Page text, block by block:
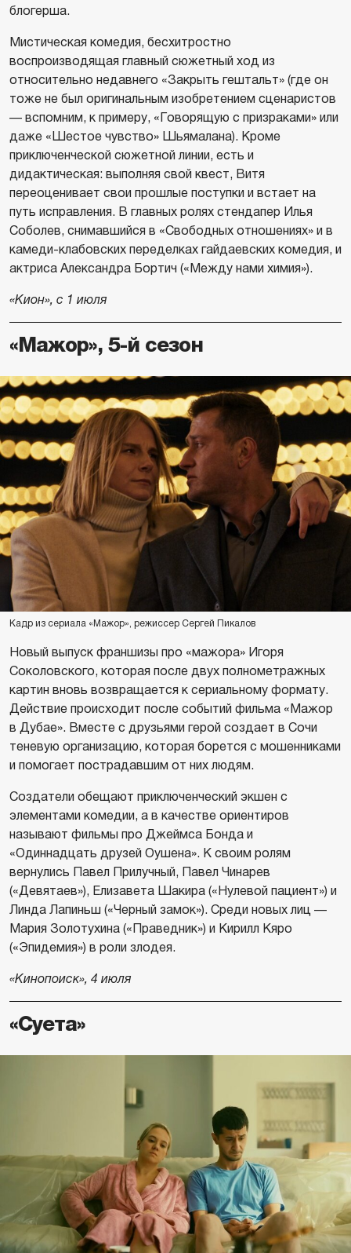
блогерша.
Мистическая комедия, бесхитростно
воспроизводящая главный сюжетный ход из
относительно недавнего «Закрыть гештальт» (где он
тоже не был оригинальным изобретением сценаристов
— вспомним, к примеру, «Говорящую с призраками» или
даже «Шестое чувство» Шьямалана). Кроме
приключенческой сюжетной линии, есть и
дидактическая: выполняя свой квест, Витя
переоценивает свои прошлые поступки и встает на
путь исправления. В главных ролях стендапер Илья
Соболев, снимавшийся в «Свободных отношениях» и в
камеди-клабовских переделках гайдаевских комедия, и
актриса Александра Бортич («Между нами химия»).
«Кион», с 1 июля
«Мажор», 5-й сезон
Кадр из сериала «Мажор», режиссер Сергей Пикалов
Новый выпуск франшизы про «мажора» Игоря
Соколовского, которая после двух полнометражных
картин вновь возвращается к сериальному формату.
Действие происходит после событий фильма «Мажор
в Дубае». Вместе с друзьями герой создает в Сочи
теневую организацию, которая борется с мошенниками
и помогает пострадавшим от них людям.
Создатели обещают приключенческий экшен с
элементами комедии, а в качестве ориентиров
называют фильмы про Джеймса Бонда и
«Одиннадцать друзей Оушена». К своим ролям
вернулись Павел Прилучный, Павел Чинарев
(«Девятаев»), Елизавета Шакира («Нулевой пациент») и
Линда Лапиньш («Черный замок»). Среди новых лиц —
Мария Золотухина («Праведник») и Кирилл Кяро
(«Эпидемия») в роли злодея.
«Кинопоиск», 4 июля
«Суета»